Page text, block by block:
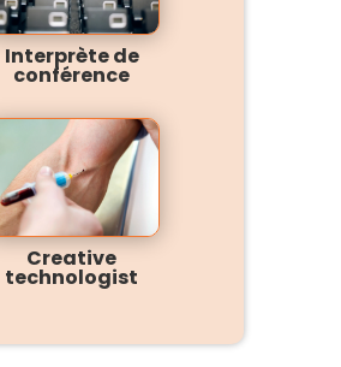
Interprète de
conférence
Creative
technologist